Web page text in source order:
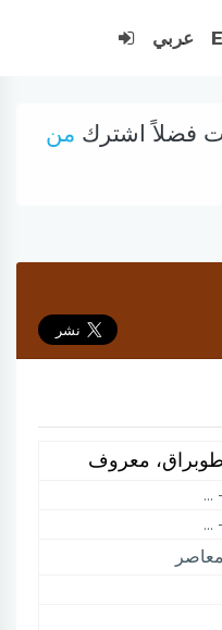
عربي
فضلاً اشترك من
طوبراق، معروف
- ...
- ...
معاصر